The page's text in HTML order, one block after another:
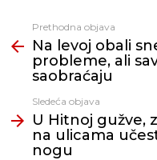
još
Prethodna objava
Na levoj obali
probleme, ali
saobraćaju
Sledeća objava
U Hitnoj gužve,
na ulicama
nogu